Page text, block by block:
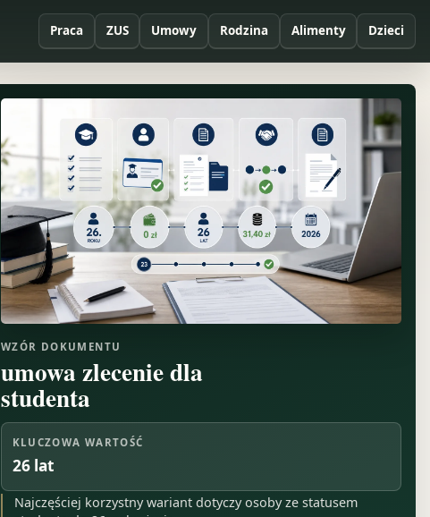
Praca ZUS Umowy Rodzina Alimenty Dzieci
WZÓR DOKUMENTU
umowa zlecenie dla
studenta
KLUCZOWA WARTOŚĆ
26 lat
Najczęściej korzystny wariant dotyczy osoby ze statusem